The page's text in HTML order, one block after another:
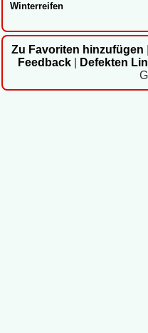
Winterreifen
Zu Favoriten hinzufügen
Feedback| Defekten